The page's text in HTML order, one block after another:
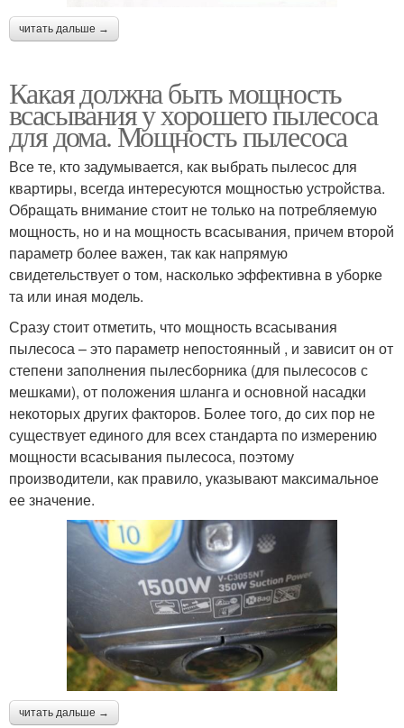
читать дальше →
Какая должна быть мощность
всасывания у хорошего пылесоса
для дома. Мощность пылесоса
Все те, кто задумывается, как выбрать пылесос для
квартиры, всегда интересуются мощностью устройства.
Обращать внимание стоит не только на потребляемую
мощность, но и на мощность всасывания, причем второй
параметр более важен, так как напрямую
свидетельствует о том, насколько эффективна в уборке
та или иная модель.
Сразу стоит отметить, что мощность всасывания
пылесоса – это параметр непостоянный , и зависит он от
степени заполнения пылесборника (для пылесосов с
мешками), от положения шланга и основной насадки
некоторых других факторов. Более того, до сих пор не
существует единого для всех стандарта по измерению
мощности всасывания пылесоса, поэтому
производители, как правило, указывают максимальное
ее значение.
читать дальше →